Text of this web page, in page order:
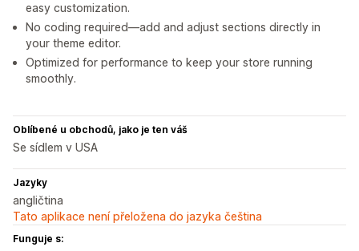
easy customization.
No coding required—add and adjust sections directly in
your theme editor.
Optimized for performance to keep your store running
smoothly.
Oblíbené u obchodů, jako je ten váš
Se sídlem v USA
Jazyky
angličtina
Tato aplikace není přeložena do jazyka čeština
Funguje s: